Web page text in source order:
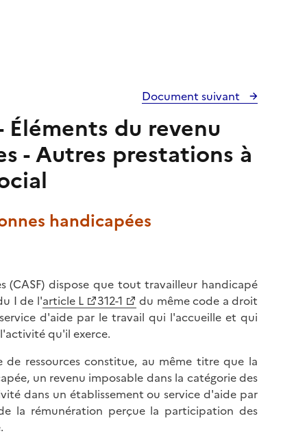
Document suivant
du revenu
- Autres prestations à
handicapées
dispose que tout travailleur handicapé
I de l'article L 312-1
du même code a droit
d'aide par le travail qui l'accueille et qui
qu'il exerce.
ressources constitue, au même titre que la
un revenu imposable dans la catégorie des
dans un établissement ou service d'aide par
la rémunération perçue la participation des